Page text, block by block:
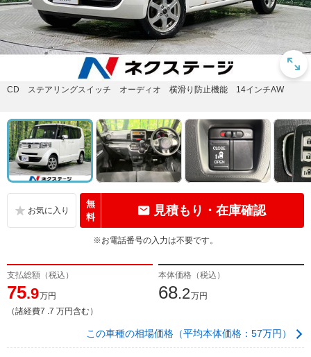
CD ステアリングスイッチ オーディオ 横滑り防止機能 14インチAW
無
料
見積もり・在庫確認
※お電話番号の入力は不要です。
支払総額（税込）
75.9万円
（諸経費7 .7 万円含む）
本体価格（税込）
68.2万円
この車種の相場価格（平均本体価格：57万円）